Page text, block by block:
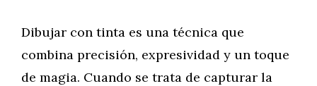
Dibujar con tinta es una técnica que
combina precisión, expresividad y un toque
de magia. Cuando se trata de capturar la